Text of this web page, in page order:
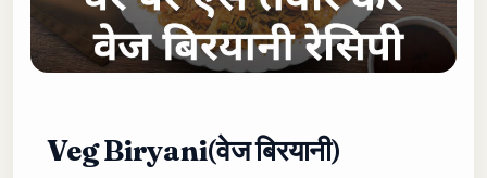
Veg Biryani(वेज बिरयानी)